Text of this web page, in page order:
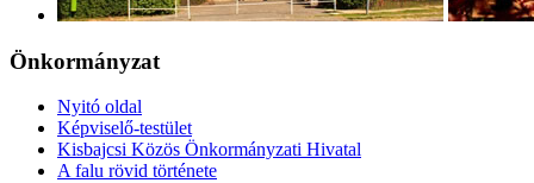
Önkormányzat
Nyitó oldal
Képviselő-testület
Kisbajcsi Közös Önkormányzati Hivatal
A falu rövid története